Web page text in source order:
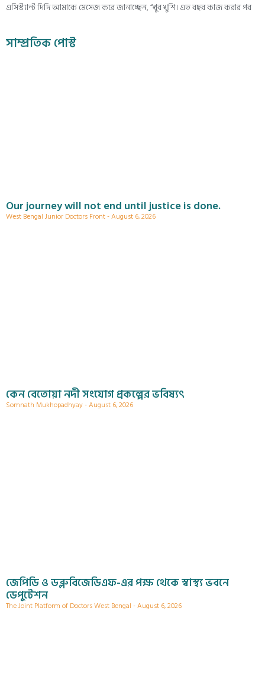
এসিস্ট্যান্ট দিদি আমাকে মেসেজ করে জানাচ্ছেন, “খুব খুশি। এত বছর কাজ করার পর
সাম্প্রতিক পোস্ট
Our journey will not end until justice is done.
West Bengal Junior Doctors Front August 6, 2026
কেন বেতোয়া নদী সংযোগ প্রকল্পের ভবিষ্যৎ
Somnath Mukhopadhyay August 6, 2026
জেপিডি ও ডব্লুবিজেডিএফ-এর পক্ষ থেকে স্বাস্থ্য ভবনে
ডেপুটেশন
The Joint Platform of Doctors West Bengal August 6, 2026